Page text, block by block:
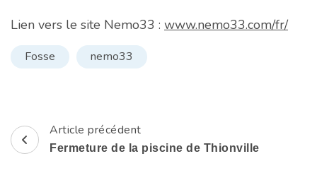
Lien vers le site Nemo33 : www.nemo33.com/fr/
Fosse nemo33
Navigation
Article précédent
Fermeture de la piscine de Thionville